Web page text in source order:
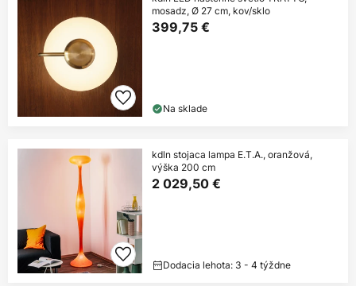
mosadz, Ø 27 cm, kov/sklo
399,75 €
Na sklade
kdln stojaca lampa E.T.A., oranžová,
výška 200 cm
2 029,50 €
Dodacia lehota: 3 - 4 týždne